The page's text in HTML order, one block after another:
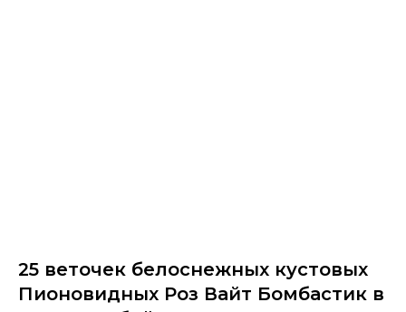
25 веточек белоснежных кустовых
Пионовидных Роз Вайт Бомбастик в